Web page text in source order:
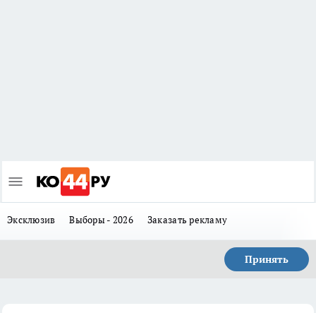
Эксклюзив Выборы - 2026 Заказать рекламу
Принять